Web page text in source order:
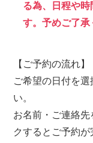
る為、日程や時
す。予めご了承
【ご予約の流れ】
ご希望の日付を
い。
お名前・ご連絡
クするとご予約が